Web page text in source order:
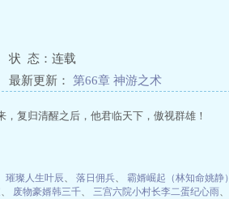
状 态：连载
最新更新： 第66章 神游之术
复归清醒之后，他君临天下，傲视群雄！
璀璨人生叶辰、 落日佣兵、 霸婿崛起（林知命姚静）
、 废物豪婿韩三千、 三宫六院小村长李二蛋纪心雨、